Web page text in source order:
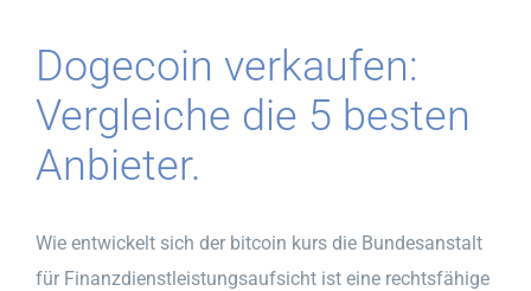
Dogecoin verkaufen:
Vergleiche die 5 besten
Anbieter.
Wie entwickelt sich der bitcoin kurs die Bundesanstalt
für Finanzdienstleistungsaufsicht ist eine rechtsfähige